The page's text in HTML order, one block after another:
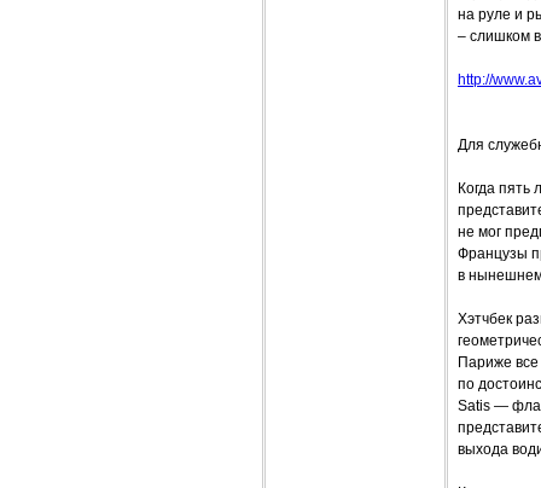
на руле и
– слишком
http://
Для
Когда пять
не мог
Французы
в нынешнем
Хэтчбек
Париже все
по
Satis —
выхода